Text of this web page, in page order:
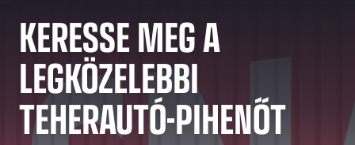
KERESSE MEG A
LEGKÖZELEBBI
TEHERAUTÓ-PIHENŐT